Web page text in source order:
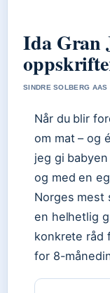
Ida Gran
SINDRE SOLBERG
Når du blir
om mat – og
jeg gi
og med en
Norges mest
en helhetlig
konkrete råd
for 8-